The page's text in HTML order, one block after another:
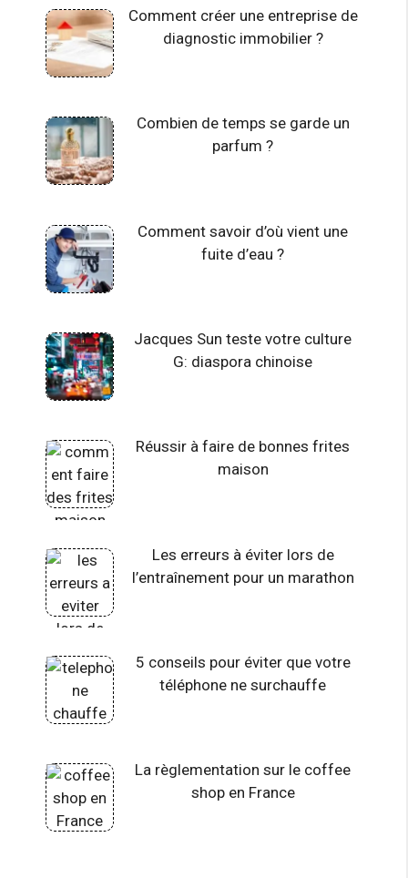
Comment créer une entreprise de
diagnostic immobilier ?
Combien de temps se garde un
parfum ?
Comment savoir d’où vient une
fuite d’eau ?
Jacques Sun teste votre culture
G: diaspora chinoise
Réussir à faire de bonnes frites
maison
Les erreurs à éviter lors de
l’entraînement pour un marathon
5 conseils pour éviter que votre
téléphone ne surchauffe
La règlementation sur le coffee
shop en France